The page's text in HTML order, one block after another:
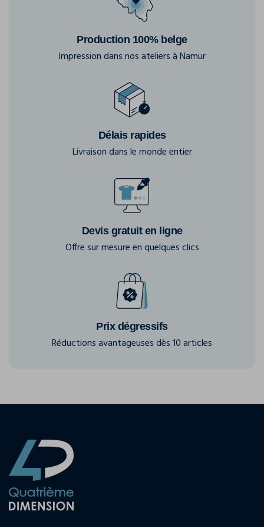
Production 100% belge
Impression dans nos ateliers à Namur
Délais rapides
Livraison dans le monde entier
Devis gratuit en ligne
Offre sur mesure en quelques clics
Prix dégressifs
Réductions avantageuses dès 10 articles